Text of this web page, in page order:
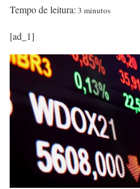
Tempo de leitura: 3 minutos
[ad_1]